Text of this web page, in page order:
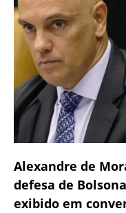
Alexandre de
defesa de
exibido em